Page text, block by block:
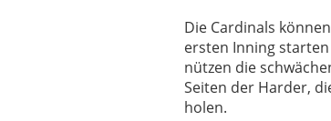
Die Cardinals
ersten Inning
nützen die
Seiten der Harder,
holen.